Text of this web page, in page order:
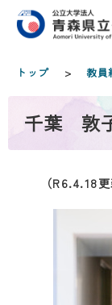
トップ > 教員
千葉 敦
（R6.4.18更